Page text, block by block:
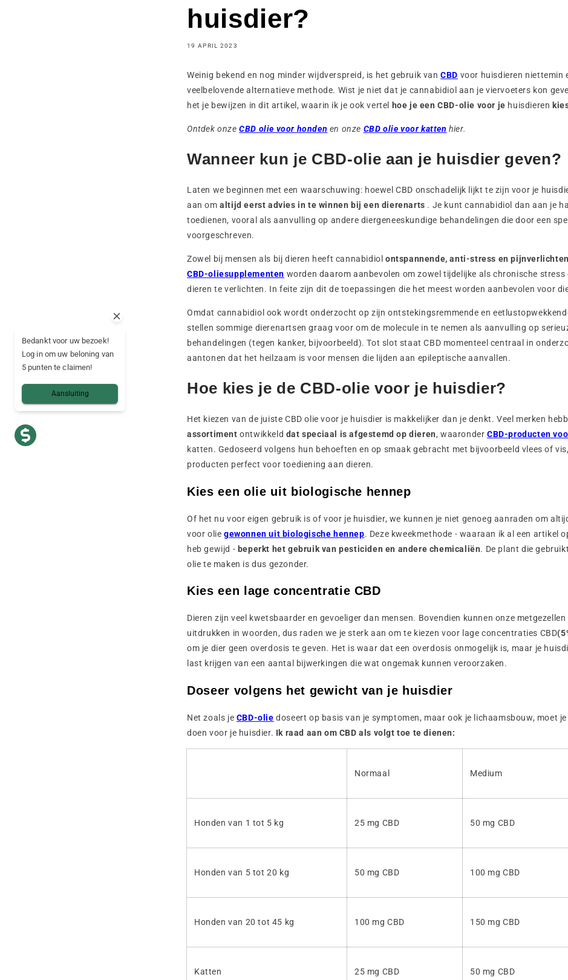
huisdier?
19 APRIL 2023
Weinig bekend en nog minder wijdverspreid, is het gebruik vanCBD voor huisdieren niettemin
veelbelovende alternatieve methode. Wist je niet dat je cannabidiol aan je viervoeters kon
het je bewijzen in dit artikel, waarin ik je ook vertel
hoe je een CBD-olie voor je huisdieren
Ontdek onzeCBD olie voor honden en onze CBD olie voor katten hier.
Wanneer kun je CBD-olie aan je huisdier geven?
Laten we beginnen met een waarschuwing: hoewel CBD onschadelijk lijkt te zijn voor je
aan omaltijd eerst advies in te winnen bij een dierenarts . Je kunt cannabidiol dan aan je
toedienen, vooral als aanvulling op andere diergeneeskundige behandelingen die door een
voorgeschreven.
Zowel bij mensen als bij dieren heeft cannabidiol ontspannende, anti-stress en
CBD-oliesupplementen worden daarom aanbevolen om zowel tijdelijke als chronische stress
dieren te verlichten. In feite zijn dit de toepassingen die het meest worden aanbevolen voor
Omdat cannabidiol ook wordt onderzocht op zijn ontstekingsremmende en
stellen sommige dierenartsen graag voor om de molecule in te nemen als aanvulling op
behandelingen (tegen kanker, bijvoorbeeld). Tot slot staat CBD momenteel centraal in
aantonen dat het heilzaam is voor mensen die lijden aan epileptische aanvallen.
Hoe kies je de CBD-olie voor je huisdier?
Het kiezen van de juiste CBD olie voor je huisdier is makkelijker dan je denkt. Veel merken
assortiment ontwikkeld dat speciaal is afgestemd op dieren, waaronderCBD-producten
katten. Gedoseerd volgens hun behoeften en op smaak gebracht met bijvoorbeeld vlees of
producten perfect voor toediening aan dieren.
Kies een olie uit biologische hennep
Of het nu voor eigen gebruik is of voor je huisdier, we kunnen je niet genoeg aanraden om
voor olie gewonnen uit biologische hennep. Deze kweekmethode - waaraan ik al een artikel
heb gewijd - beperkt het gebruik van pesticiden en andere chemicaliën. De plant die
olie te maken is dus gezonder.
Kies een lage concentratie CBD
Dieren zijn veel kwetsbaarder en gevoeliger dan mensen. Bovendien kunnen onze
uitdrukken in woorden, dus raden we je sterk aan om te kiezen voor lage concentraties CBD
om je dier geen overdosis te geven. Het is waar dat een overdosis onmogelijk is, maar je
last krijgen van een aantal bijwerkingen die wat ongemak kunnen veroorzaken.
Doseer volgens het gewicht van je huisdier
Net zoals je CBD-olie doseert op basis van je symptomen, maar ook je lichaamsbouw, moet
doen voor je huisdier. Ik raad aan om CBD als volgt toe te dienen:
Normaal Medium
Honden van 1 tot 5 kg 25 mg CBD 50 mg CBD
Honden van 5 tot 20 kg 50 mg CBD 100 mg CBD
Honden van 20 tot 45 kg 100 mg CBD 150 mg CBD
Katten 25 mg CBD 50 mg CBD
Bedankt voor uw bezoek!
Log in om uw beloning van
5 punten te claimen!
Aansluiting